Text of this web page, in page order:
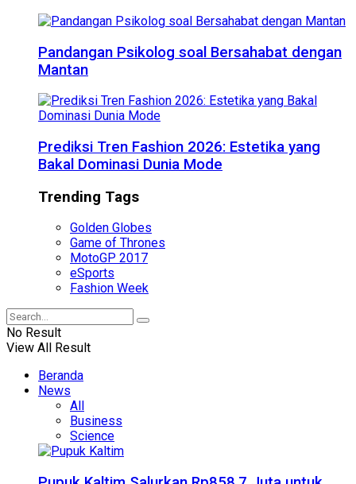
Pandangan Psikolog soal Bersahabat dengan
Mantan
Prediksi Tren Fashion 2026: Estetika yang
Bakal Dominasi Dunia Mode
Trending Tags
Golden Globes
Game of Thrones
MotoGP 2017
eSports
Fashion Week
No Result
View All Result
Beranda
News
All
Business
Science